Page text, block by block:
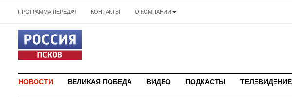
ПРОГРАММА ПЕРЕДАЧ КОНТАКТЫ О КОМПАНИИ
НОВОСТИ ВЕЛИКАЯ ПОБЕДА ВИДЕО ПОДКАСТЫ ТЕЛЕВИДЕНИЕ